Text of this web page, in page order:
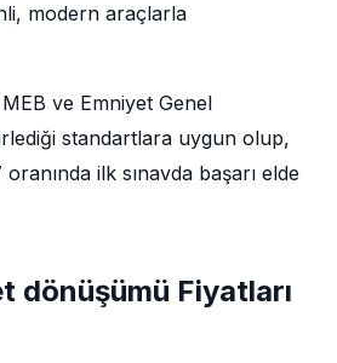
modern araçlarla
ve Emniyet Genel
standartlara uygun olup,
ilk sınavda başarı elde
dönüşümü Fiyatları